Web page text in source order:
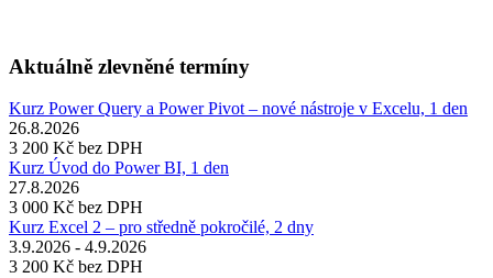
Aktuálně zlevněné termíny
Kurz Power Query a Power Pivot – nové nástroje v Excelu, 1 den
26.8.2026
3 200 Kč bez DPH
Kurz Úvod do Power BI, 1 den
27.8.2026
3 000 Kč bez DPH
Kurz Excel 2 – pro středně pokročilé, 2 dny
3.9.2026 - 4.9.2026
3 200 Kč bez DPH